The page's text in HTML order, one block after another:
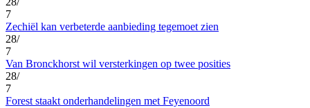
7
Zechiël kan verbeterde aanbieding tegemoet zien
28/
7
Van Bronckhorst wil versterkingen op twee posities
28/
7
Forest staakt onderhandelingen met Feyenoord